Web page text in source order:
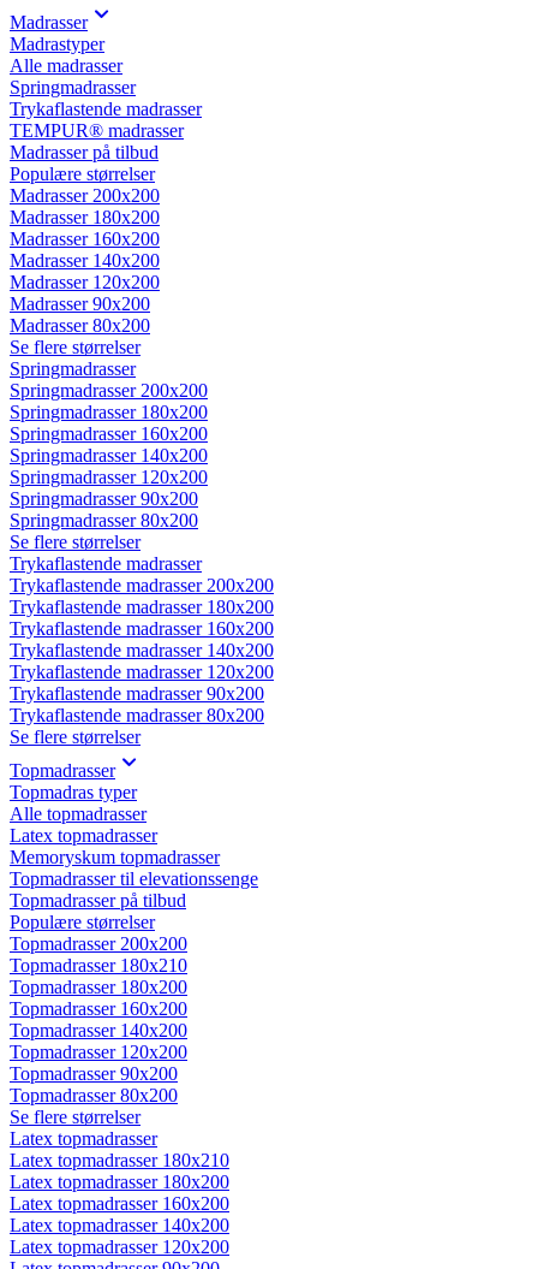
Madrasser
Madrastyper
Alle madrasser
Springmadrasser
Trykaflastende madrasser
TEMPUR® madrasser
Madrasser på tilbud
Populære størrelser
Madrasser 200x200
Madrasser 180x200
Madrasser 160x200
Madrasser 140x200
Madrasser 120x200
Madrasser 90x200
Madrasser 80x200
Se flere størrelser
Springmadrasser
Springmadrasser 200x200
Springmadrasser 180x200
Springmadrasser 160x200
Springmadrasser 140x200
Springmadrasser 120x200
Springmadrasser 90x200
Springmadrasser 80x200
Se flere størrelser
Trykaflastende madrasser
Trykaflastende madrasser 200x200
Trykaflastende madrasser 180x200
Trykaflastende madrasser 160x200
Trykaflastende madrasser 140x200
Trykaflastende madrasser 120x200
Trykaflastende madrasser 90x200
Trykaflastende madrasser 80x200
Se flere størrelser
Topmadrasser
Topmadras typer
Alle topmadrasser
Latex topmadrasser
Memoryskum topmadrasser
Topmadrasser til elevationssenge
Topmadrasser på tilbud
Populære størrelser
Topmadrasser 200x200
Topmadrasser 180x210
Topmadrasser 180x200
Topmadrasser 160x200
Topmadrasser 140x200
Topmadrasser 120x200
Topmadrasser 90x200
Topmadrasser 80x200
Se flere størrelser
Latex topmadrasser
Latex topmadrasser 180x210
Latex topmadrasser 180x200
Latex topmadrasser 160x200
Latex topmadrasser 140x200
Latex topmadrasser 120x200